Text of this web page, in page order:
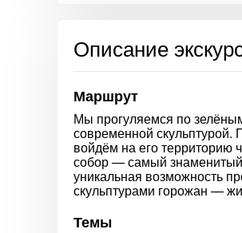
Описание
Маршрут
Мы прогуляемся по
современной
войдём на его территорию
собор — самый знаменитый
уникальная возможность
скульптурами горожан —
Темы